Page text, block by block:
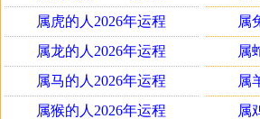
属虎的人2026年运程
属
属龙的人2026年运程
属
属马的人2026年运程
属
属猴的人2026年运程
属